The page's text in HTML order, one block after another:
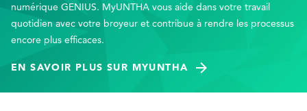
numérique GENIUS. MyUNTHA vous aide dans votre travail
quotidien avec votre broyeur et contribue à rendre les processus
encore plus efficaces.
EN SAVOIR PLUS SUR MYUNTHA